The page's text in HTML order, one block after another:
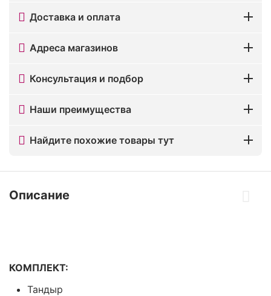
Доставка и оплата
Адреса магазинов
Консультация и подбор
Наши преимущества
Найдите похожие товары тут
Описание
КОМПЛЕКТ:
Тандыр